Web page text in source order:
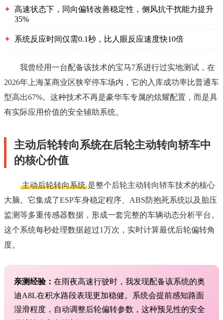
✦ 高速状态下，同向偏转改善稳定性，侧风抗干扰能力提升
35%
✦ 系统反应时间仅需0.1秒，比人眼反应速度快10倍
我曾经用一台配备该技术的宝马7系进行过实地测试，在
2026年上海某商业区狭窄停车场内，它的入库成功率比普通车
型高出67%。这种技术不再是豪华车专属的炫耀配置，而是具
有实际应用价值的安全辅助系统。
主动后轮转向系统在后轮主动转向轿车中
的核心价值
主动后轮转向系统 是整个后轮主动转向轿车技术的核心
大脑。它集成了ESP车身稳定程序、ABS防抱死系统以及胎压
监测等多重传感器数据，形成一套完整的车辆动态分析平台。
这个系统每秒处理数据超过1万次，实时计算最优后轮偏转角
度。
亲测经验： 在雨夜高速行驶时，我发现配备该系统的奥
迪A8L在积水路段表现更加稳健。系统会提前感知路面
湿滑程度，自动调整后轮偏转参数，这种预见性的安全